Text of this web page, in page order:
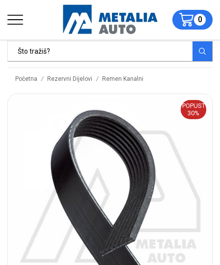
0
Početna / Rezervni Dijelovi / Remen Kanalni
POPUST
30%